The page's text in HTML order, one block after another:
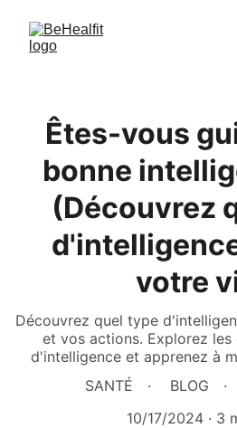
Êtes-vous
bonne
(Découvrez
votre
Découvrez quel type
et vos actions. Explorez
d'intelligence et apprenez à
SANTÉ
BLOG
10/17/2024
3